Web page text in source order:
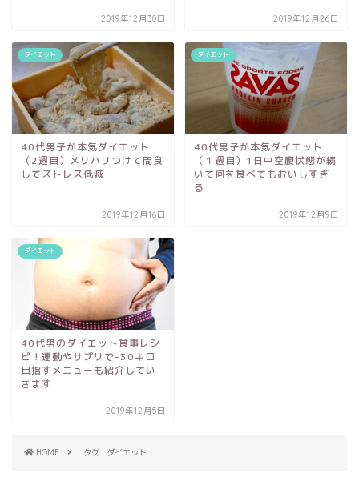
2019年12月30日 2019年12月26日
ダイエット
40代男子が本気ダイエット
（2週目）メリハリつけて間食
してストレス低減
2019年12月16日
ダイエット
40代男子が本気ダイエット
（１週目）1日中空腹状態が続
いて何を食べてもおいしすぎ
る
2019年12月9日
ダイエット
40代男のダイエット食事レシ
ピ！運動やサプリで-30キロ
目指すメニューも紹介してい
きます
2019年12月5日
HOME タグ : ダイエット